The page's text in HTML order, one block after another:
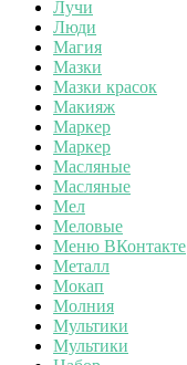
Лучи
Люди
Магия
Мазки
Мазки красок
Макияж
Маркер
Маркер
Масляные
Масляные
Мел
Меловые
Меню ВКонтакте
Металл
Мокап
Молния
Мультики
Мультики